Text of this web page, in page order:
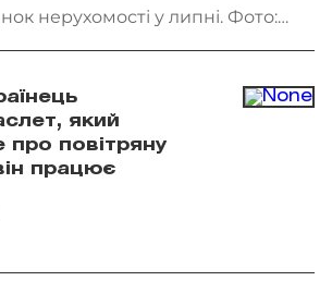
нерухомості у липні. Фото:
який
про повітряну
працює